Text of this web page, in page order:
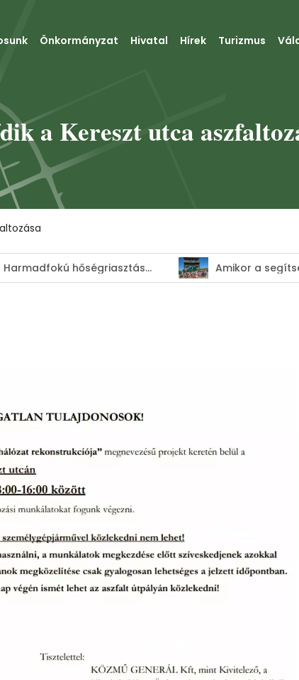
Önkormányzat Hivatal Hírek Turizmus
a Kereszt utca
Harmadfokú hőségriasztás–MEGHOSSZABBÍTVA!